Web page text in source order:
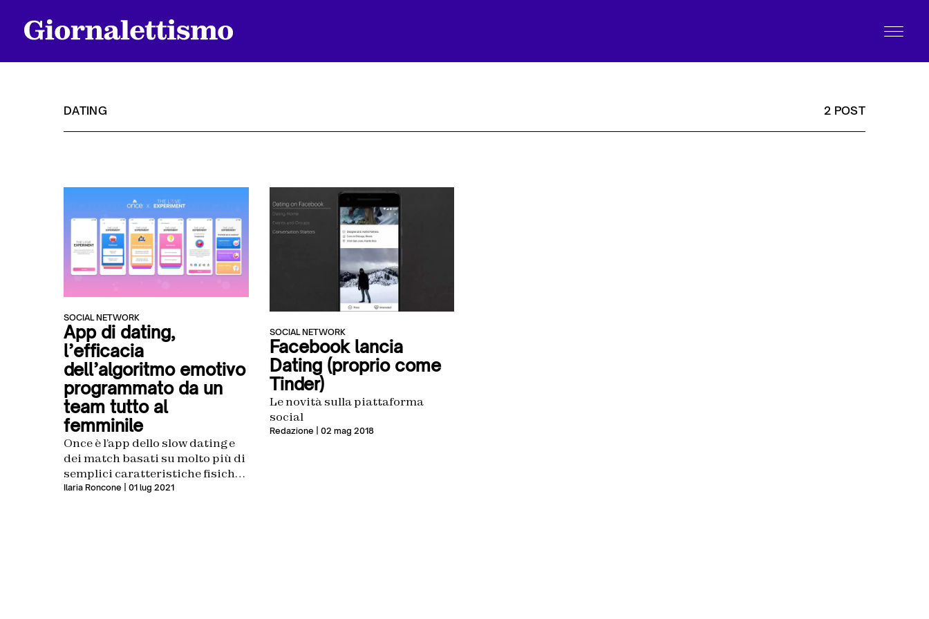
Chi siamo
DATING 2 POST
SOCIAL NETWORK
App di dating,
l’efficacia
dell’algoritmo emotivo
programmato da un
team tutto al
femminile
Once è l’app dello slow dating e
dei match basati su molto più di
semplici caratteristiche fisiche
o risposte superficiali a un paio
Ilaria Roncone | 01 lug 2021
SOCIAL NETWORK
Facebook lancia
Dating (proprio come
Tinder)
Le novità sulla piattaforma
social
Redazione | 02 mag 2018